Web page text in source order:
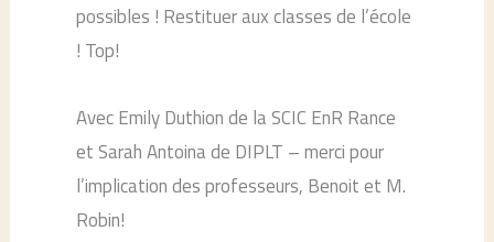
possibles ! Restituer aux classes de l’école
! Top!
Avec Emily Duthion de la SCIC EnR Rance
et Sarah Antoina de DIPLT – merci pour
l’implication des professeurs, Benoit et M.
Robin!